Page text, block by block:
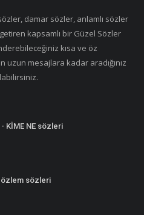
damar sözler, anlamlı sözler
kapsamlı bir Güzel Sözler
kısa ve öz
uzun mesajlara kadar aradığınız
KİME NE sözleri
özlem sözleri